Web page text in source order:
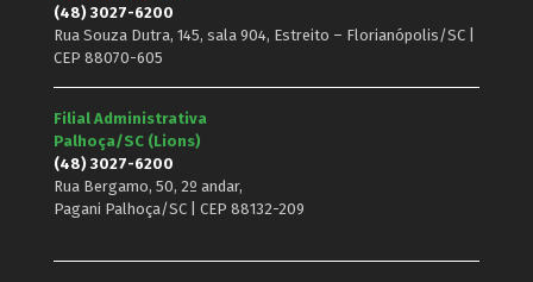
(48) 3027-6200
Rua Souza Dutra, 145, sala 904, Estreito – Florianópolis/SC |
CEP 88070-605
Filial Administrativa
Palhoça/SC (Lions)
(48) 3027-6200
Rua Bergamo, 50, 2º andar,
Pagani Palhoça/SC | CEP 88132-209